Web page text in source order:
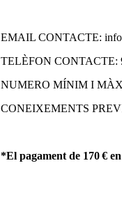
EMAIL CONTACTE:
TELÈFON CONTACTE:
NUMERO MÍNIM I
CONEIXEMENTS
*El pagament de 170 €